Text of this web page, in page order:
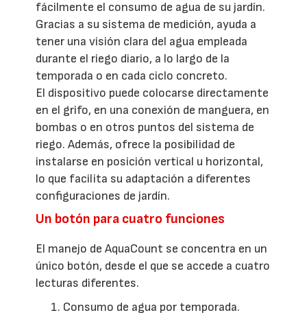
fácilmente el consumo de agua de su jardín.
Gracias a su sistema de medición, ayuda a
tener una visión clara del agua empleada
durante el riego diario, a lo largo de la
temporada o en cada ciclo concreto.
El dispositivo puede colocarse directamente
en el grifo, en una conexión de manguera, en
bombas o en otros puntos del sistema de
riego. Además, ofrece la posibilidad de
instalarse en posición vertical u horizontal,
lo que facilita su adaptación a diferentes
configuraciones de jardín.
Un botón para cuatro funciones
El manejo de AquaCount se concentra en un
único botón, desde el que se accede a cuatro
lecturas diferentes.
Consumo de agua por temporada.